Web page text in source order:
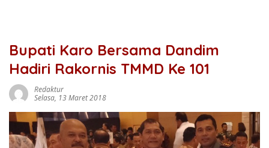
Bupati Karo Bersama Dandim
Hadiri Rakornis TMMD Ke 101
Redaktur
Selasa, 13 Maret 2018